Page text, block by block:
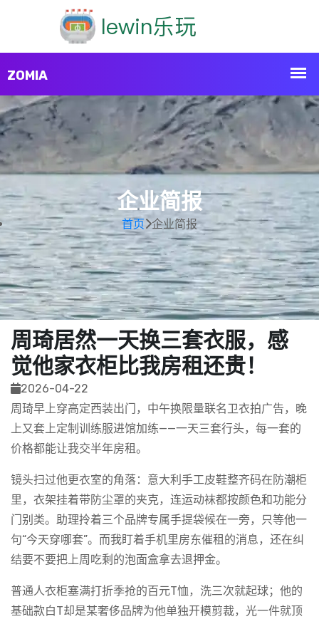
企业简报
首页 企业简报
周琦居然一天换三套衣服，感
觉他家衣柜比我房租还贵！
2026-04-22
周琦早上穿高定西装出门，中午换限量联名卫衣拍广告，晚
上又套上定制训练服进馆加练——一天三套行头，每一套的
价格都能让我交半年房租。
镜头扫过他更衣室的角落：意大利手工皮鞋整齐码在防潮柜
里，衣架挂着带防尘罩的夹克，连运动袜都按颜色和功能分
门别类。助理拎着三个品牌专属手提袋候在一旁，只等他一
句“今天穿哪套”。而我盯着手机里房东催租的消息，还在纠
结要不要把上周吃剩的泡面盒拿去退押金。
普通人衣柜塞满打折季抢的百元T恤，洗三次就起球；他的
基础款白T却是某奢侈品牌为他单独开模剪裁，光一件就顶